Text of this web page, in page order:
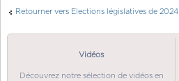
Retourner vers Elections législatives de 2024
Vidéos
Découvrez notre sélection de vidéos en